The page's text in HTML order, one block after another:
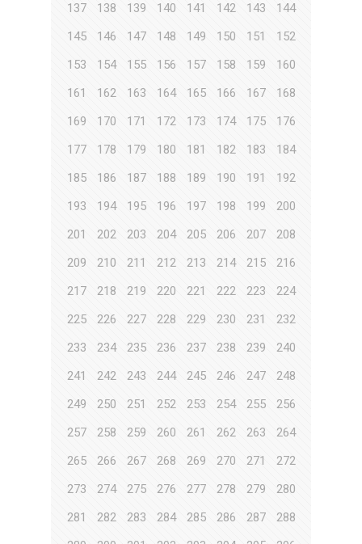
137
138 139 140 141 142 143
144
145
146 147 148 149 150 151
152
153
154 155 156 157 158 159
160
161
162 163 164 165 166 167
168
169
170 171 172 173 174 175
176
177
178 179 180 181 182 183
184
185
186 187 188 189 190 191
192
193
194 195 196 197 198 199
200
201
202 203 204 205 206 207
208
209
210 211 212 213 214 215
216
217
218 219 220 221 222 223
224
225
226 227 228 229 230 231
232
233
234 235 236 237 238 239
240
241
242 243 244 245 246 247
248
249
250 251 252 253 254 255
256
257
258 259 260 261 262 263
264
265
266 267 268 269 270 271
272
273
274 275 276 277 278 279
280
281
282 283 284 285 286 287
288